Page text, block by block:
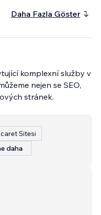
Daha Fazla Göster
komplexní služby v
nejen se SEO,
stránek.
Sitesi
daha